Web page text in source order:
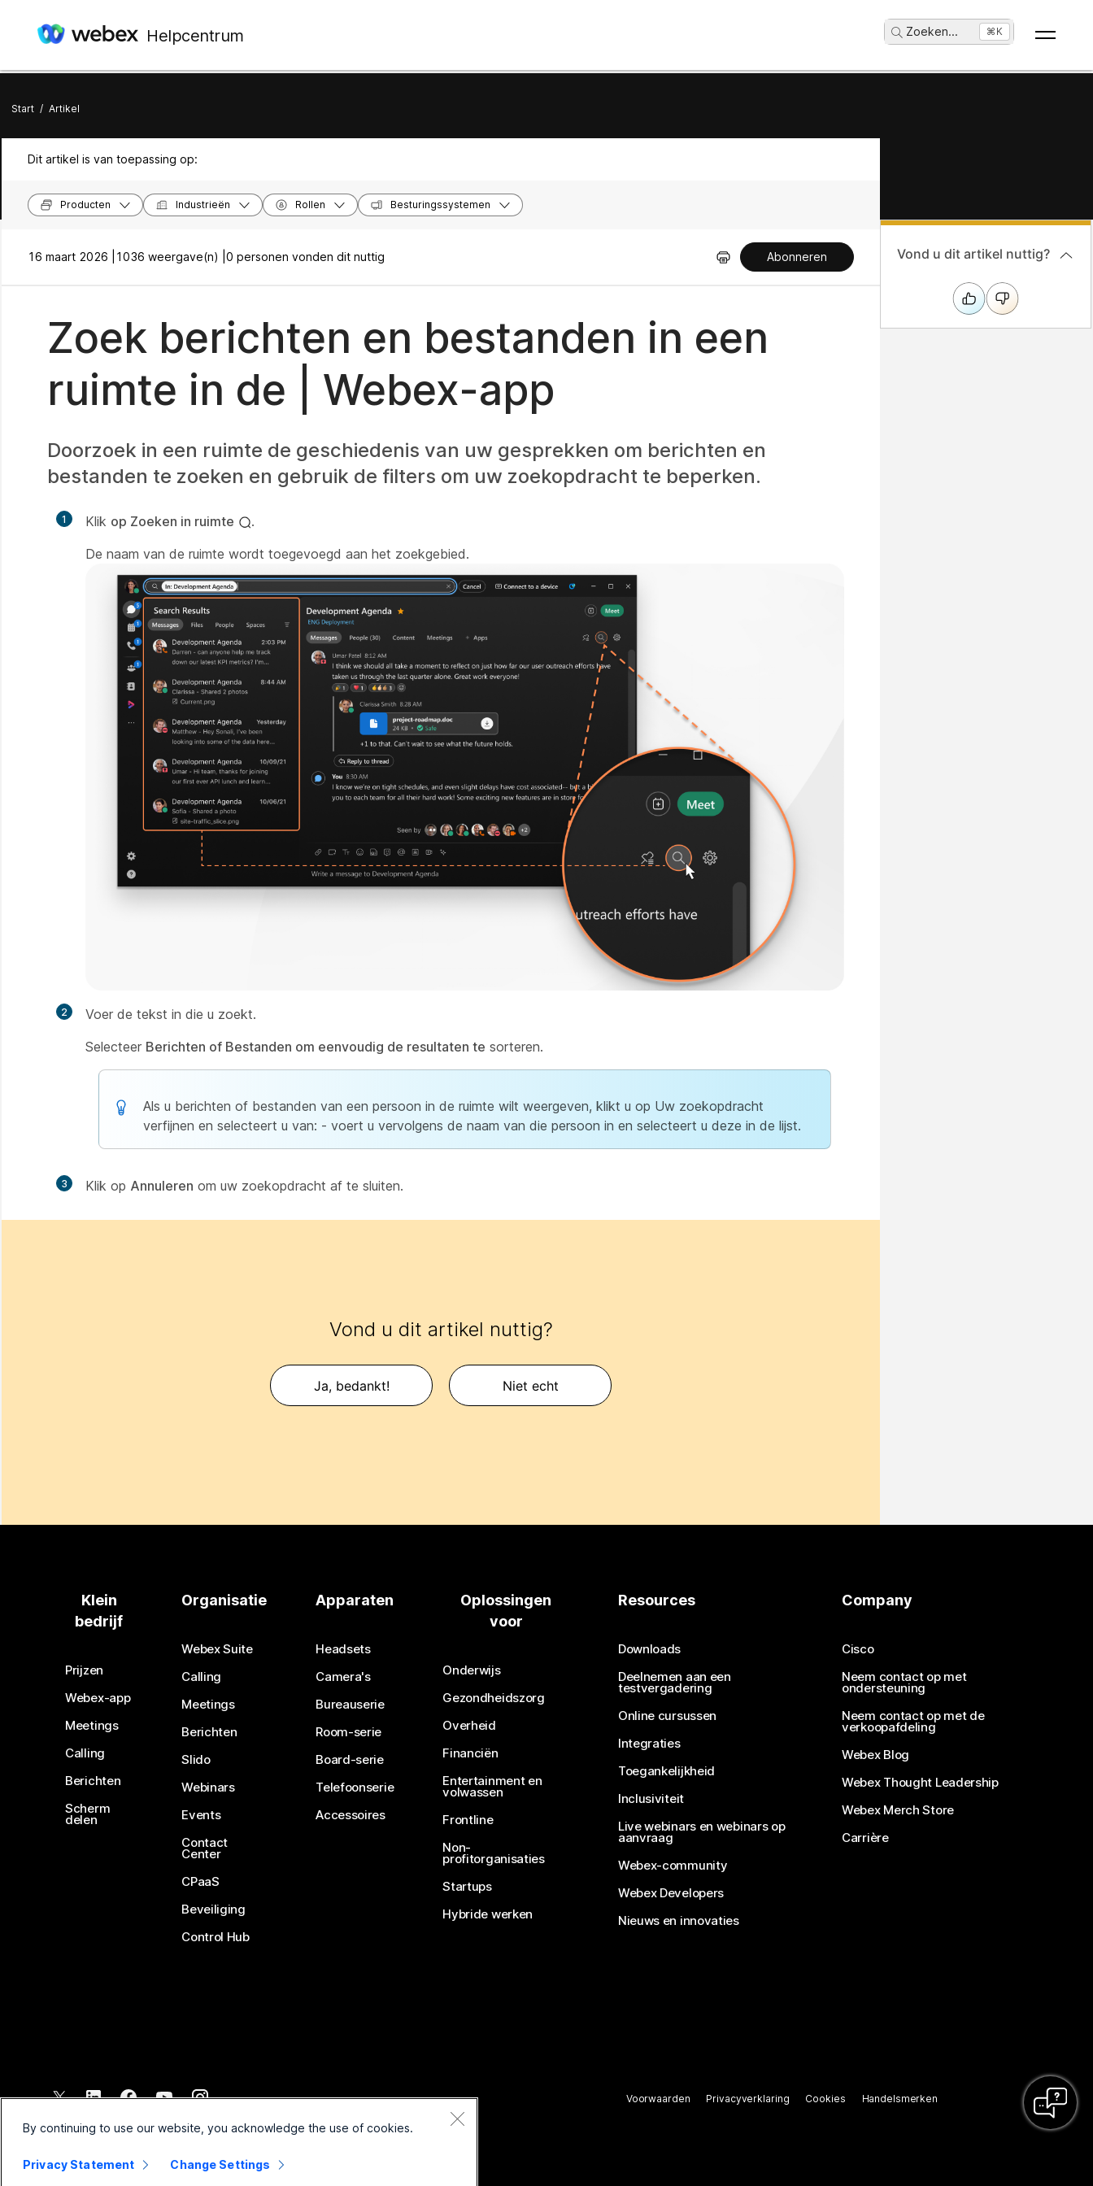
Helpcentrum Zoeken... ⌘K
Start / Artikel
Dit artikel is van toepassing op:
Producten Industrieën Rollen Besturingssystemen
16 maart 2026 | 1036 weergave(n) | 0 personen vonden dit nuttig Abonneren
Zoek berichten en bestanden in een
ruimte in de | Webex-app
Doorzoek in een ruimte de geschiedenis van uw gesprekken om berichten en
bestanden te zoeken en gebruik de filters om uw zoekopdracht te beperken.
1 Klik op Zoeken in ruimte
.
De naam van de ruimte wordt toegevoegd aan het zoekgebied.
2
Voer de tekst in die u zoekt.
Selecteer Berichten of Bestanden om eenvoudig de resultaten te sorteren.
Als u berichten of bestanden van een persoon in de ruimte wilt weergeven, klikt u op Uw zoekopdracht
verfijnen en selecteert u van: - voert u vervolgens de naam van die persoon in en selecteert u deze in de lijst.
3 Klik op Annuleren om uw zoekopdracht af te sluiten.
Vond u dit artikel nuttig?
Ja, bedankt! Niet echt
Vond u dit artikel nuttig?
Klein
bedrijf
Prijzen
Webex-app
Meetings
Calling
Berichten
Scherm
delen
Organisatie
Webex Suite
Calling
Meetings
Berichten
Slido
Webinars
Events
Contact
Center
CPaaS
Beveiliging
Control Hub
Apparaten
Headsets
Camera's
Bureauserie
Room-serie
Board-serie
Telefoonserie
Accessoires
Oplossingen
voor
Onderwijs
Gezondheidszorg
Overheid
Financiën
Entertainment en
volwassen
Frontline
Non-
profitorganisaties
Startups
Hybride werken
Resources
Downloads
Deelnemen aan een
testvergadering
Online cursussen
Integraties
Toegankelijkheid
Inclusiviteit
Live webinars en webinars op
aanvraag
Webex-community
Webex Developers
Nieuws en innovaties
Company
Cisco
Neem contact op met
ondersteuning
Neem contact op met de
verkoopafdeling
Webex Blog
Webex Thought Leadership
Webex Merch Store
Carrière
2026 Cisco en/of de dochterondernemingen. Alle rechten voorbehouden.
Voorwaarden Privacyverklaring Cookies Handelsmerken
By continuing to use our website, you acknowledge the use of cookies.
Privacy Statement Change Settings